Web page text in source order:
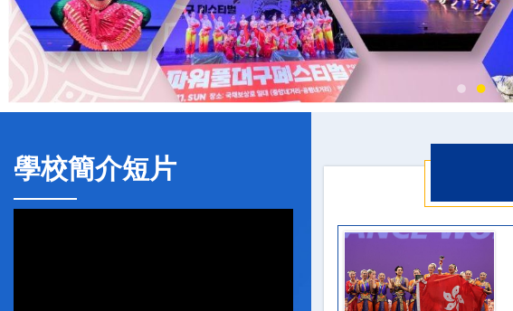
學校簡介短片